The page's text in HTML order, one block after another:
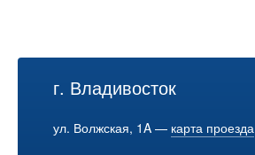
г. Владивосток
ул. Волжская, 1A — карта проезда